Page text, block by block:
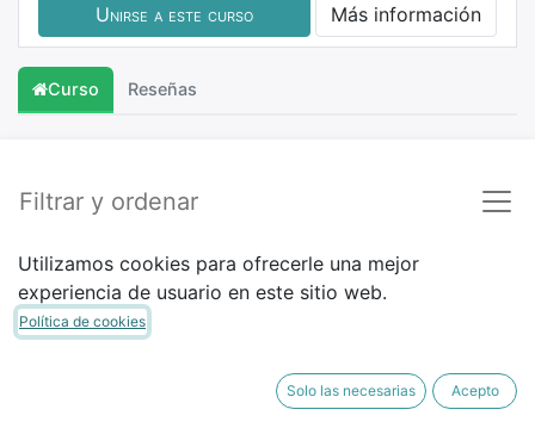
Unirse a este curso Más información
Curso Reseñas
Filtrar y ordenar
Utilizamos cookies para ofrecerle una mejor
experiencia de usuario en este sitio web.
Política de cookies
Solo las necesarias Acepto